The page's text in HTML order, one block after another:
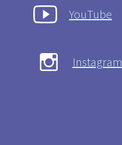
YouTube
Instagram